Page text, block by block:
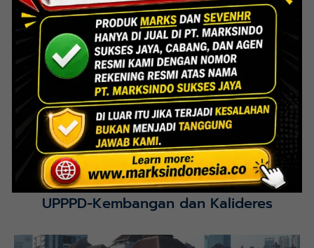
Interior Bank BTN Jatimurni, Bekasi
Lihat Detail Proyek
UPPPD-Kembangan dan Kalideres